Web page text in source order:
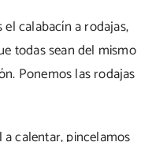
calabacín a rodajas,
todas sean del mismo
Ponemos las rodajas
calentar, pincelamos